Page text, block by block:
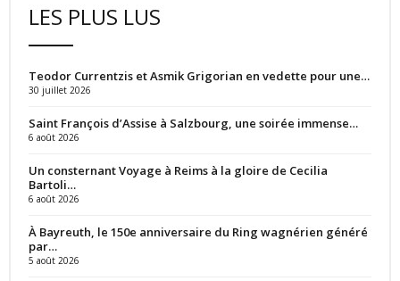
LES PLUS LUS
Teodor Currentzis et Asmik Grigorian en vedette pour une…
30 juillet 2026
Saint François d’Assise à Salzbourg, une soirée immense…
6 août 2026
Un consternant Voyage à Reims à la gloire de Cecilia
Bartoli…
6 août 2026
À Bayreuth, le 150e anniversaire du Ring wagnérien généré
par…
5 août 2026